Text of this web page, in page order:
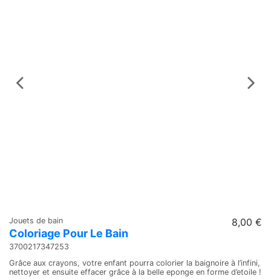
Jouets de bain
Coloriage Pour Le Bain
3700217347253
8,00 €
Grâce aux crayons, votre enfant pourra colorier la baignoire à l’infini,
nettoyer et ensuite effacer grâce à la belle eponge en forme d’etoile !